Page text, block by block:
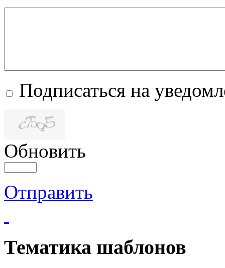
Подписаться на
Обновить
Отправить
Тематика шаблонов